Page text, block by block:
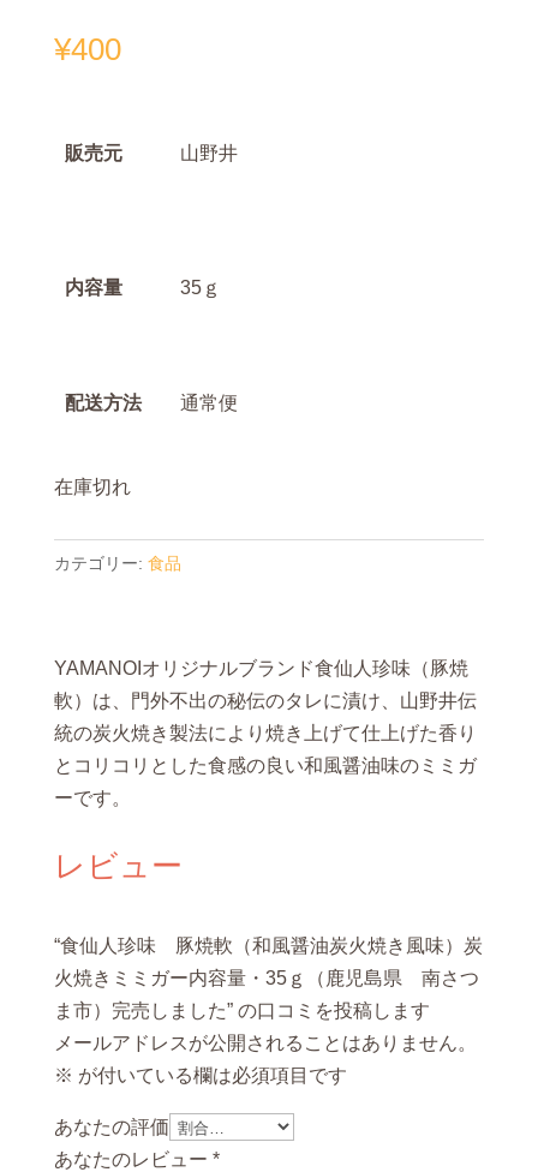
¥400
販売元 山野井
内容量 35ｇ
配送方法 通常便
在庫切れ
カテゴリー: 食品
YAMANOIオリジナルブランド食仙人珍味（豚焼
軟）は、門外不出の秘伝のタレに漬け、山野井伝
統の炭火焼き製法により焼き上げて仕上げた香り
とコリコリとした食感の良い和風醤油味のミミガ
ーです。
レビュー
“食仙人珍味 豚焼軟（和風醤油炭火焼き風味）炭
火焼きミミガー内容量・35ｇ（鹿児島県 南さつ
ま市）完売しました” の口コミを投稿します
メールアドレスが公開されることはありません。
※ が付いている欄は必須項目です
あなたの評価
あなたのレビュー *